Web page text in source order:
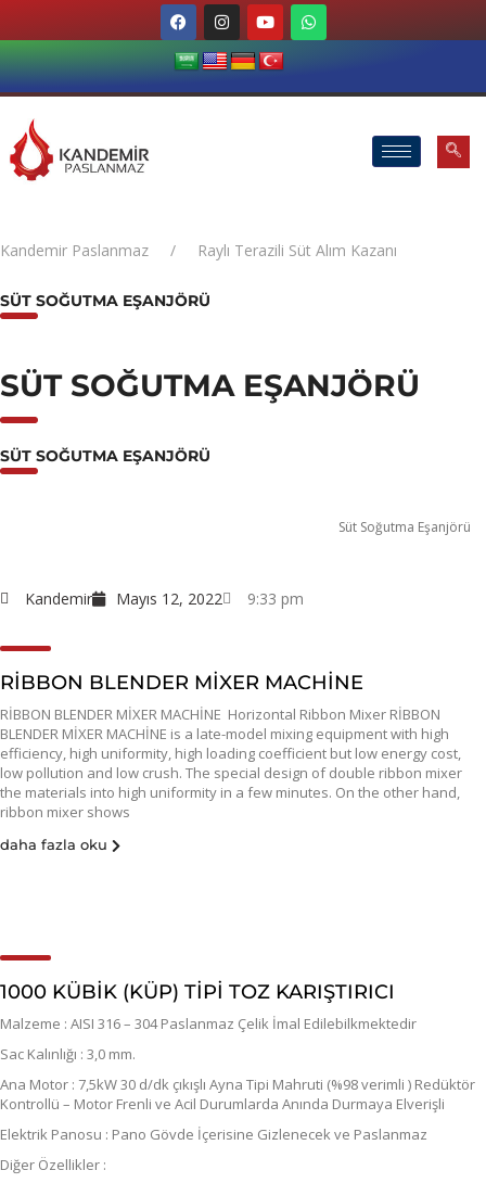
Kandemir Paslanmaz Raylı Terazili Süt Alım Kazanı
SÜT SOĞUTMA EŞANJÖRÜ
SÜT SOĞUTMA EŞANJÖRÜ
SÜT SOĞUTMA EŞANJÖRÜ
Süt Soğutma Eşanjörü
Kandemir Mayıs 12, 2022 9:33 pm
RİBBON BLENDER MİXER MACHİNE
RİBBON BLENDER MİXER MACHİNE Horizontal Ribbon Mixer RİBBON
BLENDER MİXER MACHİNE is a late-model mixing equipment with high
efficiency, high uniformity, high loading coefficient but low energy cost,
low pollution and low crush. The special design of double ribbon mixer
the materials into high uniformity in a few minutes. On the other hand,
ribbon mixer shows
daha fazla oku
1000 KÜBİK (KÜP) TİPİ TOZ KARIŞTIRICI
Malzeme : AISI 316 – 304 Paslanmaz Çelik İmal Edilebilkmektedir
Sac Kalınlığı : 3,0 mm.
Ana Motor : 7,5kW 30 d/dk çıkışlı Ayna Tipi Mahruti (%98 verimli ) Redüktör
Kontrollü – Motor Frenli ve Acil Durumlarda Anında Durmaya Elverişli
Elektrik Panosu : Pano Gövde İçerisine Gizlenecek ve Paslanmaz
Diğer Özellikler :